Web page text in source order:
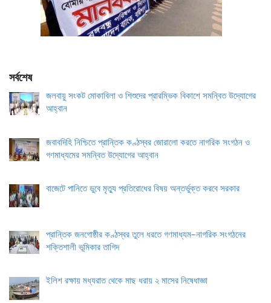
সর্বশেষ
জলবায়ু সংকট মোকাবিলা ও শিশুদের প্রারম্ভিক বিকাশে সমন্বিত উদ্যোগের
আহ্বান
জবাবদিহি নিশ্চিতে প্রান্তিক কণ্ঠস্বর জোরালো করতে নাগরিক সংগঠন ও
গণমাধ্যমের সমন্বিত উদ্যোগের আহ্বান
বাজেটে পানিতে ডুবে মৃত্যু প্রতিরোধের বিষয় অন্তর্ভুক্ত করবে সরকার
প্রান্তিক জনগোষ্ঠীর কণ্ঠস্বর তুলে ধরতে গণমাধ্যম–নাগরিক সংগঠনের
শক্তিশালী ভূমিকার তাগিদ
ইলিশ রক্ষায় মধ্যরাত থেকে মাছ ধরায় ২ মাসের নিষেধাজ্ঞা